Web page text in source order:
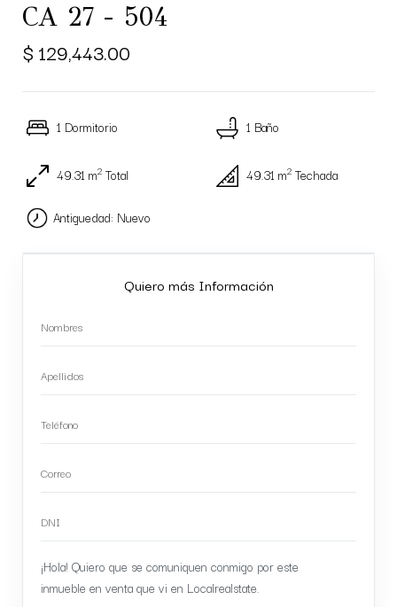
CA 27 - 504
$ 129,443.00
1 Dormitorio 1 Baño
49.31 m2 Total 49.31 m2 Techada
Antiguedad: Nuevo
Quiero más Información